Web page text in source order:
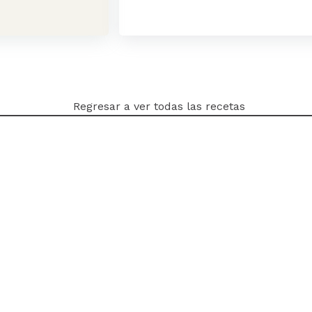
Regresar a ver todas las recetas